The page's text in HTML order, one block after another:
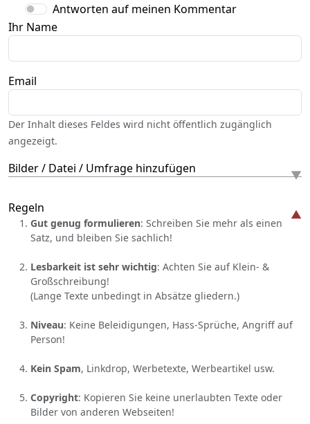
Antworten auf meinen Kommentar
Ihr Name
Email
Der Inhalt dieses Feldes wird nicht öffentlich zugänglich
angezeigt.
Bilder / Datei / Umfrage hinzufügen
Regeln
Gut genug formulieren: Schreiben Sie mehr als einen
Satz, und bleiben Sie sachlich!
Lesbarkeit ist sehr wichtig: Achten Sie auf Klein- &
Großschreibung!
(Lange Texte unbedingt in Absätze gliedern.)
Niveau: Keine Beleidigungen, Hass-Sprüche, Angriff auf
Person!
Kein Spam, Linkdrop, Werbetexte, Werbeartikel usw.
Copyright: Kopieren Sie keine unerlaubten Texte oder
Bilder von anderen Webseiten!